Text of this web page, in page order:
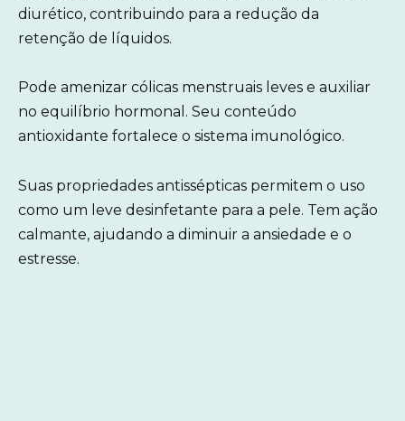
diurético, contribuindo para a redução da
retenção de líquidos.
Pode amenizar cólicas menstruais leves e auxiliar
no equilíbrio hormonal. Seu conteúdo
antioxidante fortalece o sistema imunológico.
Suas propriedades antissépticas permitem o uso
como um leve desinfetante para a pele. Tem ação
calmante, ajudando a diminuir a ansiedade e o
estresse.